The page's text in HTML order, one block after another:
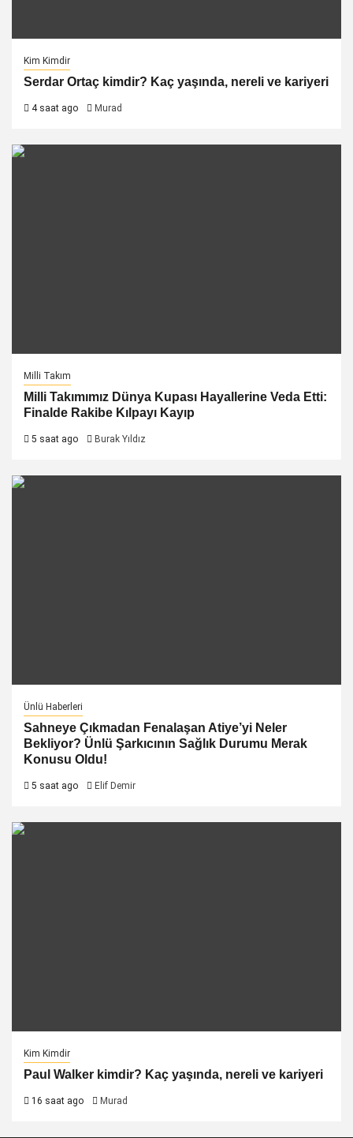
Kim Kimdir
Serdar Ortaç kimdir? Kaç yaşında, nereli ve kariyeri
4 saat ago Murad
Milli Takım
Milli Takımımız Dünya Kupası Hayallerine Veda Etti:
Finalde Rakibe Kılpayı Kayıp
5 saat ago Burak Yıldız
Ünlü Haberleri
Sahneye Çıkmadan Fenalaşan Atiye’yi Neler
Bekliyor? Ünlü Şarkıcının Sağlık Durumu Merak
Konusu Oldu!
5 saat ago Elif Demir
Kim Kimdir
Paul Walker kimdir? Kaç yaşında, nereli ve kariyeri
16 saat ago Murad